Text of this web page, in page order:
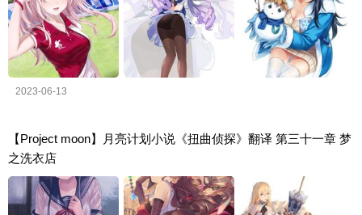
2023-06-13
【Project moon】月亮计划小说《扭曲侦探》翻译 第三十一章 梦
之洗衣店